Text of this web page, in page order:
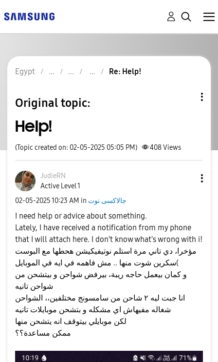
Egypt Re: Help!
Original topic:
Help!
(Topic created on: 02-05-2025 05:05 PM) 408Views
JudieRN
Active Level 1
‎02-05-202510:23 AM in جالاكسى نوت
I need help or advice about something.
Lately, I have received a notification from my phone
that I will attach here. I don't know what's wrong with i!
مؤخرا، دي تاني مرة استلم نوتيفيكيشن هحطها مع البوست
و كمان بيعمل حاجه ريبة، بيرفض شواحن و بيتشحن من
شواحن تانيه
انا جبت ليه ٢ شاحن من سامسونج مختلفين،، الشواحن
شغاله مفيهاش اي مشكله و بتشحن موبايلات تانيه
لكن موبايلي بيتوقف انه يتشحن منها